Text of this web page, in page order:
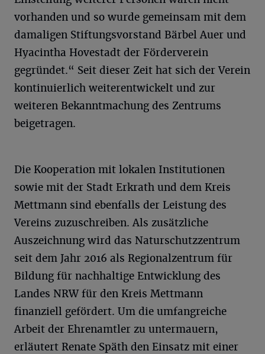
vorhanden und so wurde gemeinsam mit dem
damaligen Stiftungsvorstand Bärbel Auer und
Hyacintha Hovestadt der Förderverein
gegründet.“ Seit dieser Zeit hat sich der Verein
kontinuierlich weiterentwickelt und zur
weiteren Bekanntmachung des Zentrums
beigetragen.
Die Kooperation mit lokalen Institutionen
sowie mit der Stadt Erkrath und dem Kreis
Mettmann sind ebenfalls der Leistung des
Vereins zuzuschreiben. Als zusätzliche
Auszeichnung wird das Naturschutzzentrum
seit dem Jahr 2016 als Regionalzentrum für
Bildung für nachhaltige Entwicklung des
Landes NRW für den Kreis Mettmann
finanziell gefördert. Um die umfangreiche
Arbeit der Ehrenamtler zu untermauern,
erläutert Renate Späth den Einsatz mit einer